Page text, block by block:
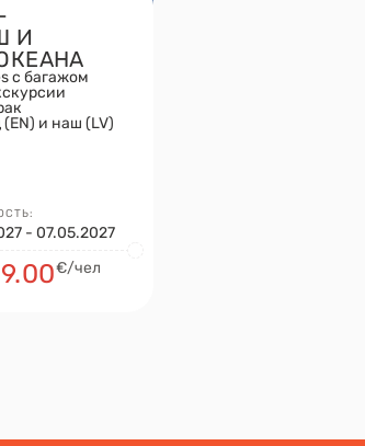
И
с багажом
и наш (LV)
- 07.05.2027
€/чел